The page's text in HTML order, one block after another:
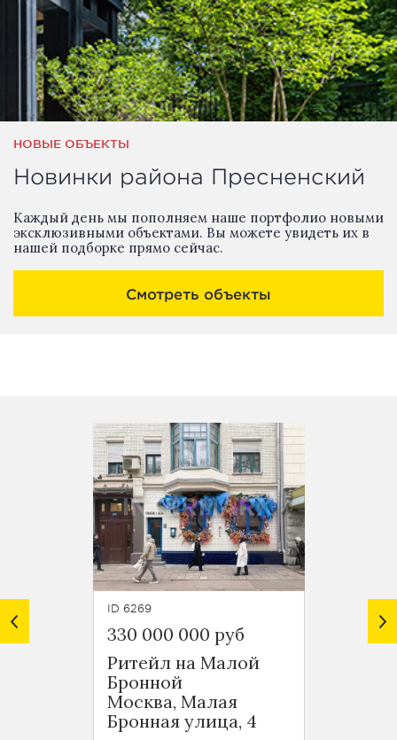
НОВЫЕ ОБЪЕКТЫ
Новинки района Пресненский
Каждый день мы пополняем наше портфолио новыми
эксклюзивными объектами. Вы можете увидеть их в
нашей подборке прямо сейчас.
Смотреть объекты
ID 6269
330 000 000 руб
Ритейл на Малой
Бронной
Москва, Малая
Бронная улица, 4
290